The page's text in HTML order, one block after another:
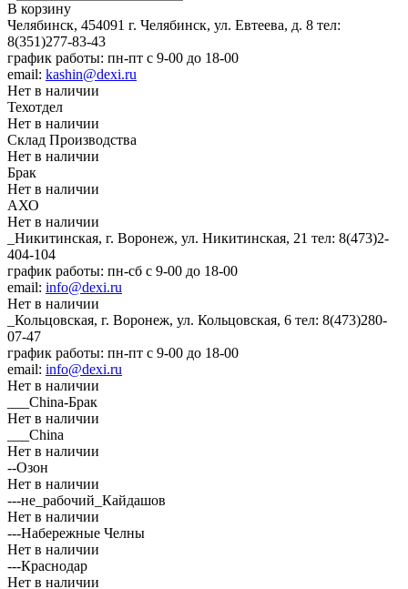
В корзину
Челябинск, 454091 г. Челябинск, ул. Евтеева, д. 8 тел:
8(351)277-83-43
график работы: пн-пт с 9-00 до 18-00
email: kashin@dexi.ru
Нет в наличии
Техотдел
Нет в наличии
Склад Производства
Нет в наличии
Брак
Нет в наличии
АХО
Нет в наличии
_Никитинская, г. Воронеж, ул. Никитинская, 21 тел: 8(473)2-
404-104
график работы: пн-сб с 9-00 до 18-00
email: info@dexi.ru
Нет в наличии
_Кольцовская, г. Воронеж, ул. Кольцовская, 6 тел: 8(473)280-
07-47
график работы: пн-пт с 9-00 до 18-00
email: info@dexi.ru
Нет в наличии
___China-Брак
Нет в наличии
___China
Нет в наличии
--Озон
Нет в наличии
---не_рабочий_Кайдашов
Нет в наличии
---Набережные Челны
Нет в наличии
---Краснодар
Нет в наличии